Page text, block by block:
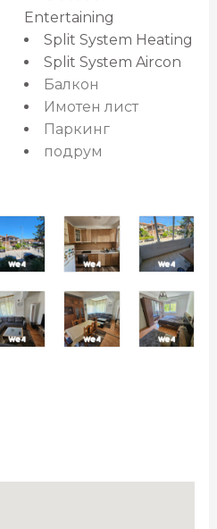
Entertaining
Split System Heating
Split System Aircon
Балкон
Имотен лист
Паркинг
подрум